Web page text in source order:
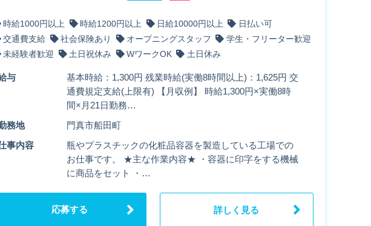
時給1000円以上 時給1200円以上 日給10000円以上
日払い可
交通費支給
社会保険あり オープニングスタッフ
学生・フリーター歓迎
未経験者歓迎
土日祝休み WワークOK 土日休み
与
基本時給：1,300円 残業時給(実働8時間以上)：1,625円 交
通費規定支給(上限有) 【月収例】 時給1,300円×実働8時
間×月21日勤務…
務地 門真市船田町
事内容
瓶やプラスチックの化粧品容器を製造している工場での
お仕事です。 ★主な作業内容★ ・容器に印字をする機械
に商品をセット ・…
応募する 詳しく見る